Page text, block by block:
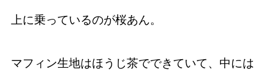
上に乗っているのが桜あん。
マフィン生地はほうじ茶でできていて、中には